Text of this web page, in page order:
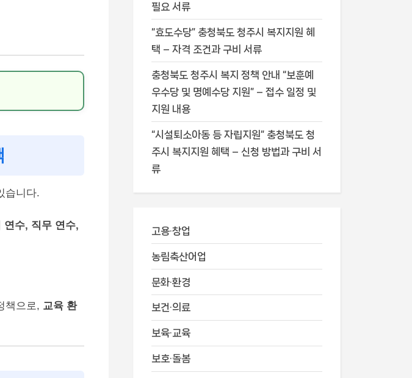
습니다.
연수, 직무 연수,
책으로, 교육 환
필요 서류
“효도수당” 충청북도 청주시 복지지원 혜
택 – 자격 조건과 구비 서류
충청북도 청주시 복지 정책 안내 “보훈예
우수당 및 명예수당 지원” – 접수 일정 및
지원 내용
“시설퇴소아동 등 자립지원” 충청북도 청
주시 복지지원 혜택 – 신청 방법과 구비 서
류
고용·창업
농림축산어업
문화·환경
보건·의료
보육·교육
보호·돌봄